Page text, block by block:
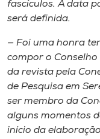
fascículos. A data
será definida.
— Foi uma honra
compor o
da revista pela
de Pesquisa em
ser membro da
alguns momentos
início da